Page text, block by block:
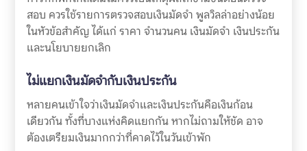
สอบ ควรใช้รายการตรวจสอบเงินมัดจำ พูลวิลล่าอย่างน้อย
ในหัวข้อสำคัญ ได้แก่ ราคา จำนวนคน เงินมัดจำ เงินประกัน
และนโยบายยกเลิก
ไม่แยกเงินมัดจำกับเงินประกัน
หลายคนเข้าใจว่าเงินมัดจำและเงินประกันคือเงินก้อน
เดียวกัน ทั้งที่บางแห่งคิดแยกกัน หากไม่ถามให้ชัด อาจ
ต้องเตรียมเงินมากกว่าที่คาดไว้ในวันเข้าพัก